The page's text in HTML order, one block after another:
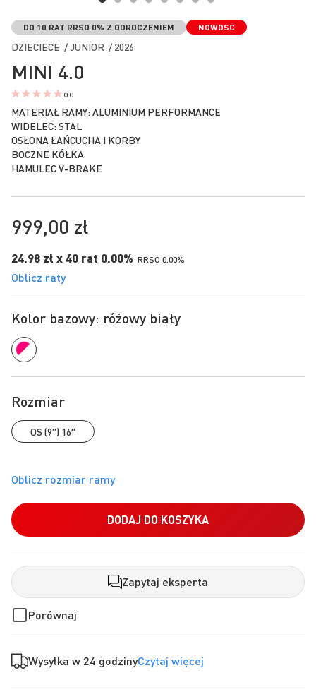
na
galerii
MINI 4.0
0.0
DO 10 RAT RRSO 0% Z ODROCZENIEM NOWOŚĆ
DZIECIECE / JUNIOR / 2026
MATERIAŁ RAMY: ALUMINIUM PERFORMANCE
WIDELEC: STAL
OSŁONA ŁAŃCUCHA I KORBY
BOCZNE KÓŁKA
HAMULEC V-BRAKE
Kolor bazowy: różowy biały
Rozmiar
OS (9") 16"
DODAJ DO KOSZYKA
Zapytaj eksperta
Porównaj
999,00 zł
24.98 zł x 40 rat 0.00% RRSO 0.00%
Oblicz raty
Wysyłka w 24 godzinyCzytaj więcej